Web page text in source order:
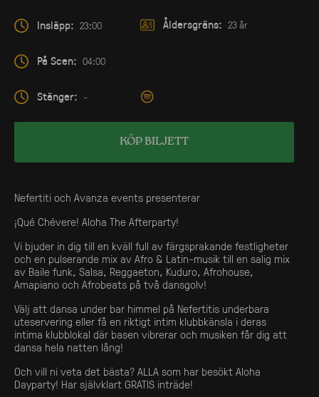
Insläpp: 23:00
På Scen: 04:00
Stänger: -
Åldersgräns: 23 år
KÖP BILJETT
Nefertiti och Avanza events presenterar
¡Qué Chévere! Aloha The Afterparty!
Vi bjuder in dig till en kväll full av färgsprakande festligheter
och en pulserande mix av Afro & Latin-musik till en salig mix
av Baile funk, Salsa, Reggaeton, Kuduro, Afrohouse,
Amapiano och Afrobeats på två dansgolv!
Välj att dansa under bar himmel på Nefertitis underbara
uteservering eller få en riktigt intim klubbkänsla i deras
intima klubblokal där basen vibrerar och musiken får dig att
dansa hela natten lång!
Och vill ni veta det bästa? ALLA som har besökt Aloha
Dayparty! Har självklart GRATIS inträde!